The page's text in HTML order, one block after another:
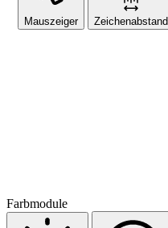
Mauszeiger Zeichenabstand
Farbmodule